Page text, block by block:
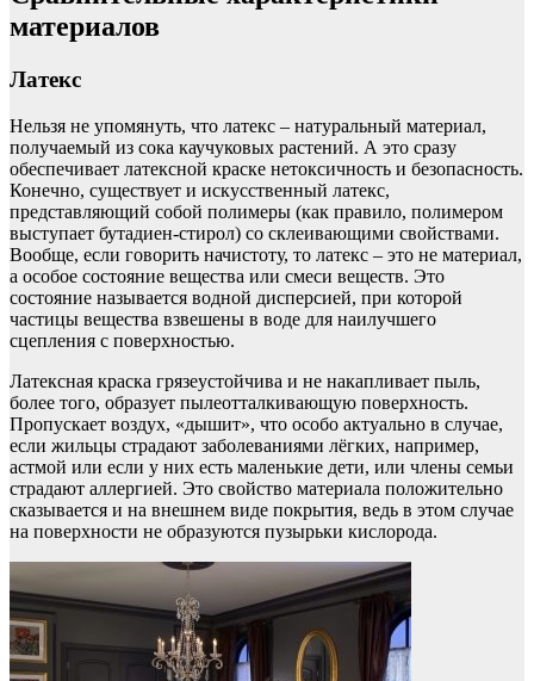
материалов
Латекс
Нельзя не упомянуть, что латекс – натуральный материал,
получаемый из сока каучуковых растений. А это сразу
обеспечивает латексной краске нетоксичность и безопасность.
Конечно, существует и искусственный латекс,
представляющий собой полимеры (как правило, полимером
выступает бутадиен-стирол) со склеивающими свойствами.
Вообще, если говорить начистоту, то латекс – это не материал,
а особое состояние вещества или смеси веществ. Это
состояние называется водной дисперсией, при которой
частицы вещества взвешены в воде для наилучшего
сцепления с поверхностью.
Латексная краска грязеустойчива и не накапливает пыль,
более того, образует пылеотталкивающую поверхность.
Пропускает воздух, «дышит», что особо актуально в случае,
если жильцы страдают заболеваниями лёгких, например,
астмой или если у них есть маленькие дети, или члены семьи
страдают аллергией. Это свойство материала положительно
сказывается и на внешнем виде покрытия, ведь в этом случае
на поверхности не образуются пузырьки кислорода.